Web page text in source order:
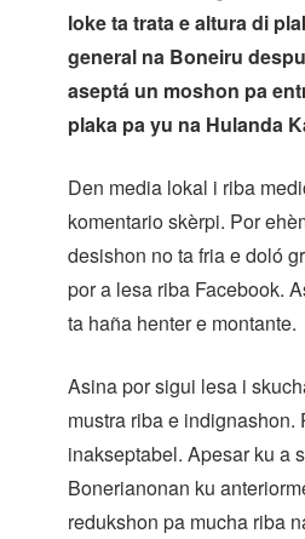
loke ta trata e altura di
general na Boneiru
aseptá un moshon pa
plaka pa yu na Hulanda
Den media lokal i riba
komentario skèrpi. Por
desishon no ta fria e doló
por a lesa riba Facebook.
ta haña henter e montante.
Asina por sigui lesa i
mustra riba e
inakseptabel. Apesar ku a
Bonerianonan ku
redukshon pa mucha riba